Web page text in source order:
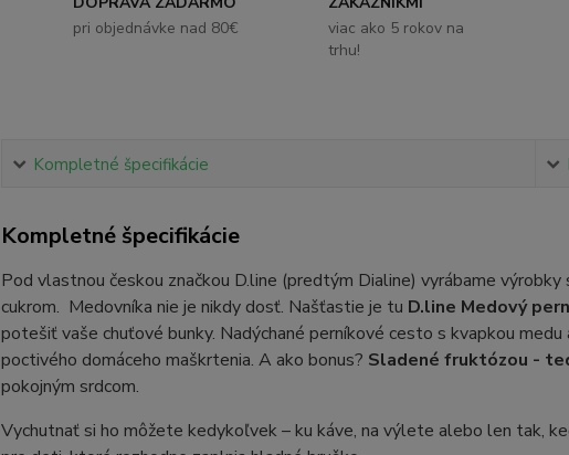
pri objednávke nad 80€
viac ako 5 rokov na
trhu!
Kompletné špecifikácie
Kompletné špecifikácie
Pod vlastnou českou značkou D.line (predtým Dialine) vyrábame
cukrom. Medovníka nie je nikdy dosť. Našťastie je tu D.line Medový
potešiť vaše chuťové bunky. Nadýchané perníkové cesto s kvapkou
poctivého domáceho maškrtenia. A ako bonus? Sladené fruktózou -
pokojným srdcom.
Vychutnať si ho môžete kedykoľvek – ku káve, na výlete alebo len tak,